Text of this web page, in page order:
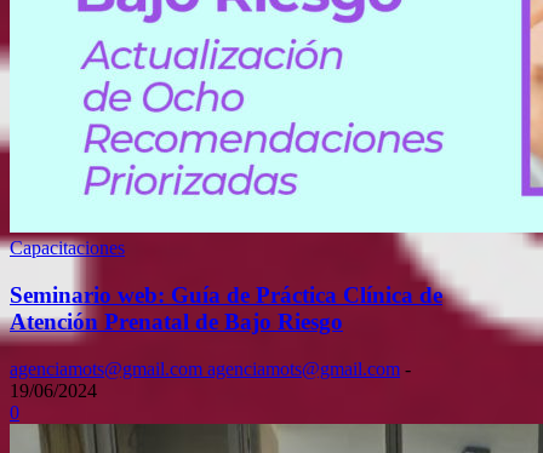
Capacitaciones
Seminario web: Guía de Práctica Clínica de
Atención Prenatal de Bajo Riesgo
agenciamots@gmail.com agenciamots@gmail.com -
19/06/2024
0